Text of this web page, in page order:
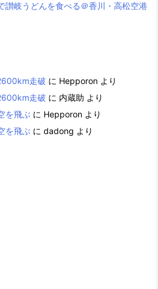
讃岐うどんを食べる＠香川・高松空港
走破 に Hepporon より
走破 に 内蔵助 より
を飛ぶ に Hepporon より
を飛ぶ に dadong より